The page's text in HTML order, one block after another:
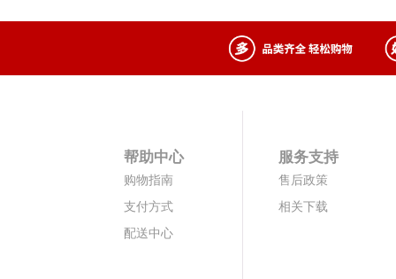
帮助中心
购物指南
支付方式
配送中心
服务支持
售后政策
相关下载